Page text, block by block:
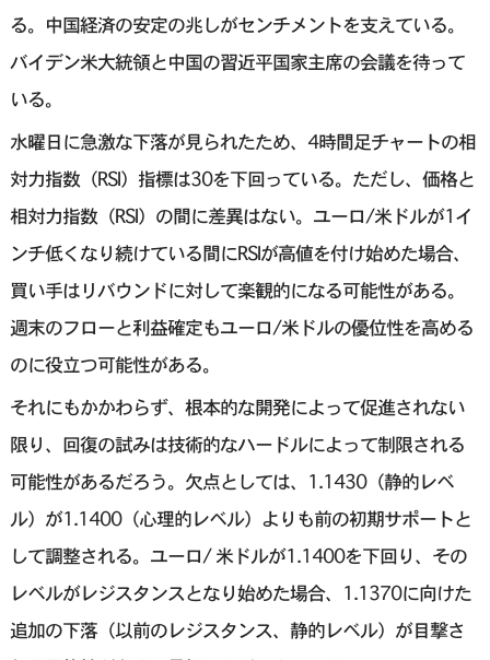
る。中国経済の安定の兆しがセンチメントを支えている。
バイデン米大統領と中国の習近平国家主席の会議を待って
いる。
水曜日に急激な下落が見られたため、4時間足チャートの相
対力指数（RSI）指標は30を下回っている。ただし、価格と
相対力指数（RSI）の間に差異はない。ユーロ/米ドルが1イ
ンチ低くなり続けている間にRSIが高値を付け始めた場合、
買い手はリバウンドに対して楽観的になる可能性がある。
週末のフローと利益確定もユーロ/米ドルの優位性を高める
のに役立つ可能性がある。
それにもかかわらず、根本的な開発によって促進されない
限り、回復の試みは技術的なハードルによって制限される
可能性があるだろう。欠点としては、1.1430（静的レベ
ル）が1.1400（心理的レベル）よりも前の初期サポートと
して調整される。ユーロ/ 米ドルが1.1400を下回り、その
レベルがレジスタンスとなり始めた場合、1.1370に向けた
追加の下落（以前のレジスタンス、静的レベル）が目撃さ